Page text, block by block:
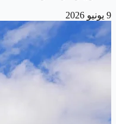
9 يونيو 2026